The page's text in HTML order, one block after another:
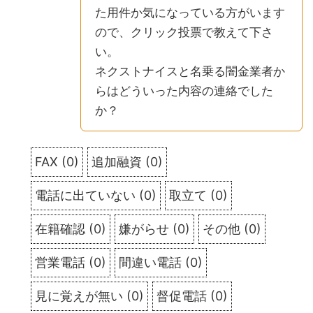
た用件か気になっている方がいます
ので、クリック投票で教えて下さ
い。
ネクストナイスと名乗る闇金業者か
らはどういった内容の連絡でした
か？
FAX (0) 追加融資 (0)
電話に出ていない (0) 取立て (0)
在籍確認 (0) 嫌がらせ (0) その他 (0)
営業電話 (0) 間違い電話 (0)
見に覚えが無い (0) 督促電話 (0)